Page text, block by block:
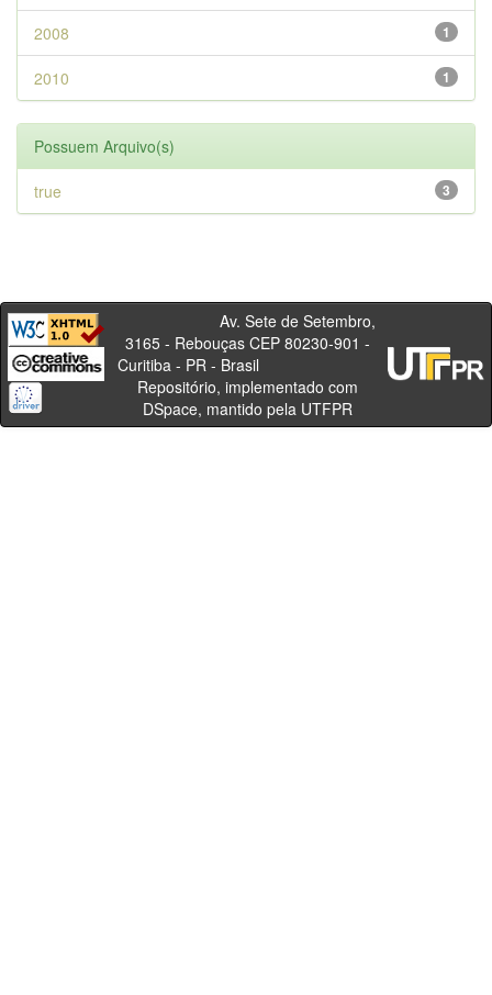
1
2008
1
2010
Possuem Arquivo(s)
3
true
Av. Sete de Setembro,
3165 - Rebouças CEP 80230-901 -
Curitiba - PR - Brasil
Repositório, implementado com
DSpace, mantido pela UTFPR